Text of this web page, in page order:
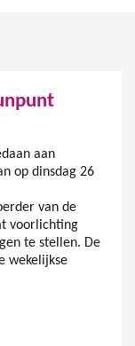
aan
op dinsdag 26
van de
voorlichting
te stellen. De
wekelijkse